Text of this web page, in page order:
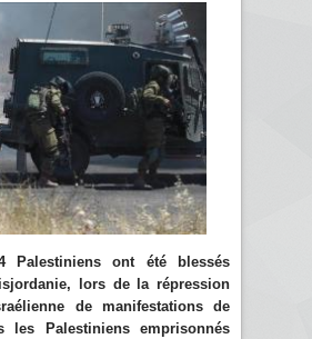
Palestiniens ont été blessés
lors de la répression
de manifestations de
les Palestiniens emprisonnés